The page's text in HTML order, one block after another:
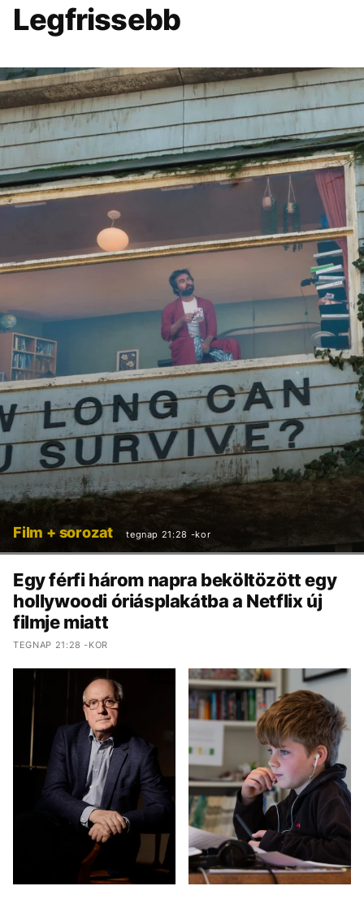
Legfrissebb
Film + sorozat tegnap 21:28 -kor
Egy férfi három napra beköltözött egy
hollywoodi óriásplakátba a Netflix új
filmje miatt
TEGNAP 21:28 -KOR